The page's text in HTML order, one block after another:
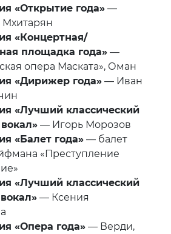
«Открытие года» —
Мхитарян
«Концертная/
площадка года» —
опера Маската», Оман
«Дирижер года» — Иван
«Лучший классический
— Игорь Морозов
«Балет года» — балет
«Преступление
«Лучший классический
— Ксения
«Опера года» — Верди,